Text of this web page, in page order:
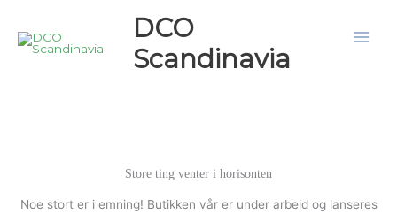
rett
DCO
Scandinavia
Store ting venter i horisonten
Noe stort er i emning! Butikken vår er under arbeid og lanseres